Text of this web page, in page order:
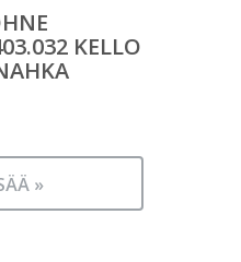
KELLO
»